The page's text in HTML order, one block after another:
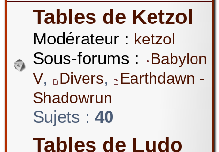
Tables de Ketzol
Modérateur : ketzol
Sous-forums :
Babylon
V, Divers,
Earthdawn -
Shadowrun
Sujets : 40
Tables de Ludo